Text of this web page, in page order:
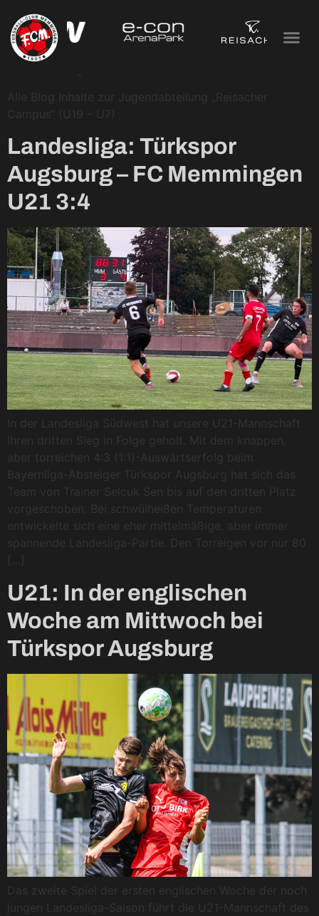
Kategorie:Reisacher
Campus (U19 – U7)
Alle Blog Inhalte zur Jugendabteilung „Reisacher
Campus“ (U19 – U7)
Landesliga: Türkspor
Augsburg – FC Memmingen
U21 3:4
In der Landesliga Südwest hat unsere U21-Mannschaft
ihren dritten Sieg in Folge geholt. Mit dem knappen,
aber torreichen 4:3 (1:1)-Auswärtserfolg beim
Bayernliga-Absteiger Türkspor Augsburg hat sich das
Team von Trainer Selcuk Sen bis auf den dritten Platz
vorgeschoben. Bei schwülheißen Temperaturen
entwickelte sich eine eher mittelmäßige, aber immer
spannende Landesliga-Partie. Den Torreigen vor nur 80
U21: In der englischen
Woche am Mittwoch bei
Türkspor Augsburg
Das zweite Spiel der ersten englischen Woche der noch
jungen Landesliga-Saison führt die U21-Mannschaft des